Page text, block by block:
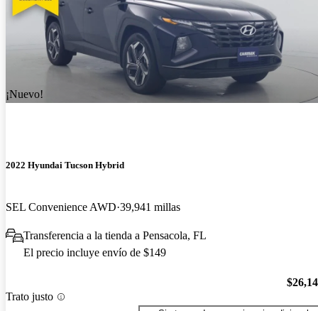
¡Nuevo!
2022 Hyundai Tucson Hybrid
SEL Convenience AWD 39,941 millas
Transferencia a la tienda a Pensacola, FL
El precio incluye envío de $149
Trato justo